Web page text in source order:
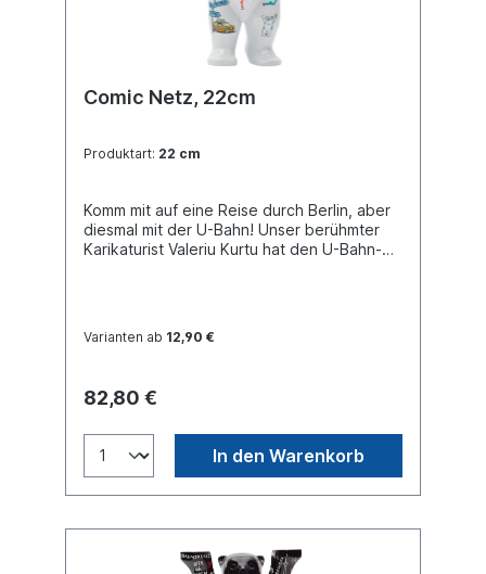
Comic Netz, 22cm
Produktart: 22 cm
Komm mit auf eine Reise durch Berlin, aber
diesmal mit der U-Bahn! Unser berühmter
Karikaturist Valeriu Kurtu hat den U-Bahn-
Varianten ab 12,90 €
82,80 €
In den Warenkorb